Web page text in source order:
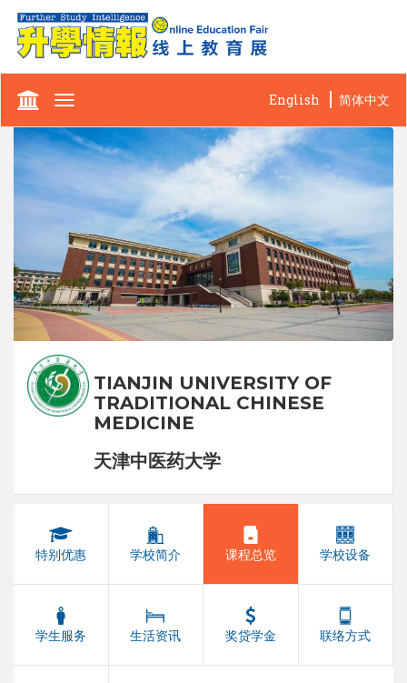
Toggle
English 简体中文
TIANJIN UNIVERSITY OF
TRADITIONAL CHINESE
MEDICINE
天津中医药大学
特别优惠 学校简介 课程总览 学校设备
学生服务 生活资讯 奖贷学金 联络方式